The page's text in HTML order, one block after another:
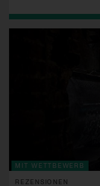
MIT WETTBEWERB
REZENSIONEN